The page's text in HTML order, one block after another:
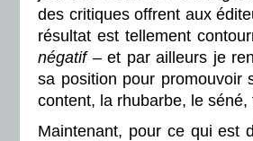
des critiques offrent aux
résultat est tellement
négatif– et par ailleurs je
sa position pour promouvoir
content, la rhubarbe, le séné,
Maintenant, pour ce qui est